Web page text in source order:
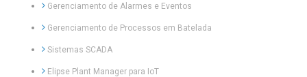
Gerenciamento de Alarmes e Eventos
Gerenciamento de Processos em Batelada
Sistemas SCADA
Elipse Plant Manager para IoT